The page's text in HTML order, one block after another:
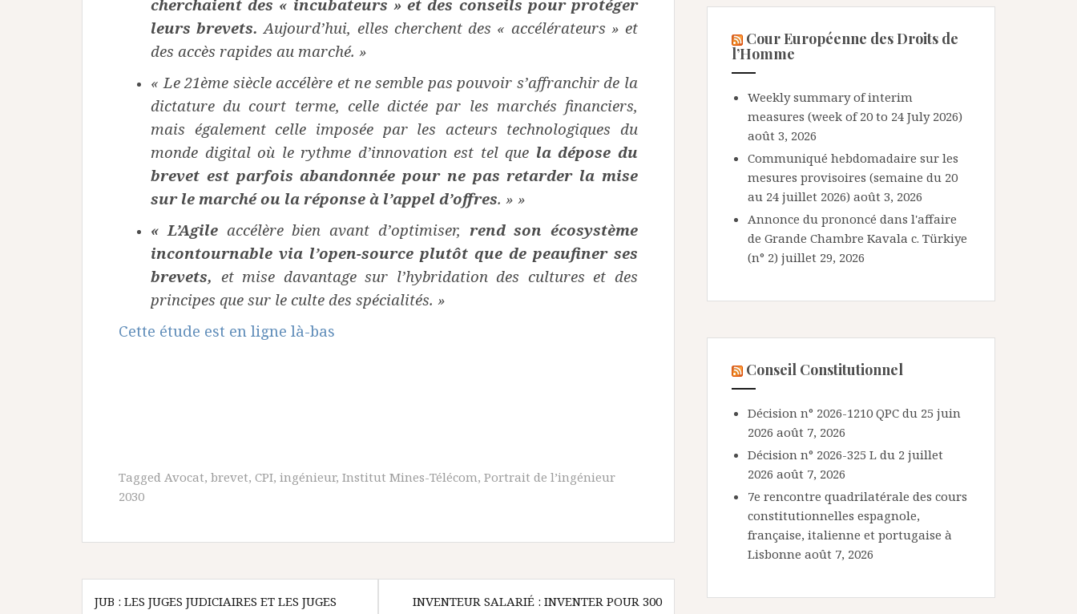
cherchaient des « incubateurs » et des conseils pour protéger
leurs brevets. Aujourd’hui, elles cherchentdes « accélérateurs » et
des accès rapides au marché. »
« Le 21ème siècle accélère et ne semble pas pouvoir s’affranchir de la
dictature du court terme, celle dictée par les marchés financiers,
mais également celle imposée par les acteurs technologiques du
monde digital où le rythme d’innovation est tel que la dépose du
brevet est parfois abandonnée pour ne pas retarder la mise
sur le marché ou la réponse à l’appel d’offres. » »
« L’Agileaccélère bien avant d’optimiser, rend son écosystème
incontournable via l’open-source plutôt que de peaufiner ses
brevets, et mise davantage sur l’hybridation des cultures et des
principes que sur le culte des spécialités. »
Cette étude est en ligne là-bas
Tagged Avocat, brevet, CPI, ingénieur, Institut Mines-Télécom, Portrait de l’ingénieur
2030
Navigation
JUB : LES JUGES JUDICIAIRES ET LES JUGES
INVENTEUR SALARIÉ : INVENTER POUR 300
Cour Européenne des Droits de
l’Homme
Weekly summary of interim
measures (week of 20 to 24 July 2026)
août 3, 2026
Communiqué hebdomadaire sur les
mesures provisoires (semaine du 20
au 24 juillet 2026) août 3, 2026
Annonce du prononcé dans l'affaire
de Grande Chambre Kavala c. Türkiye
(n° 2) juillet 29, 2026
Conseil Constitutionnel
Décision n° 2026-1210 QPC du 25 juin
2026 août 7, 2026
Décision n° 2026-325 L du 2 juillet
2026 août 7, 2026
7e rencontre quadrilatérale des cours
constitutionnelles espagnole,
française, italienne et portugaise à
Lisbonne août 7, 2026